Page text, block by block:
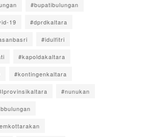
#bupatibulungan
19 #dprdkaltara
#idulfitri
#kapoldakaltara
#kontingenkaltara
#nunukan